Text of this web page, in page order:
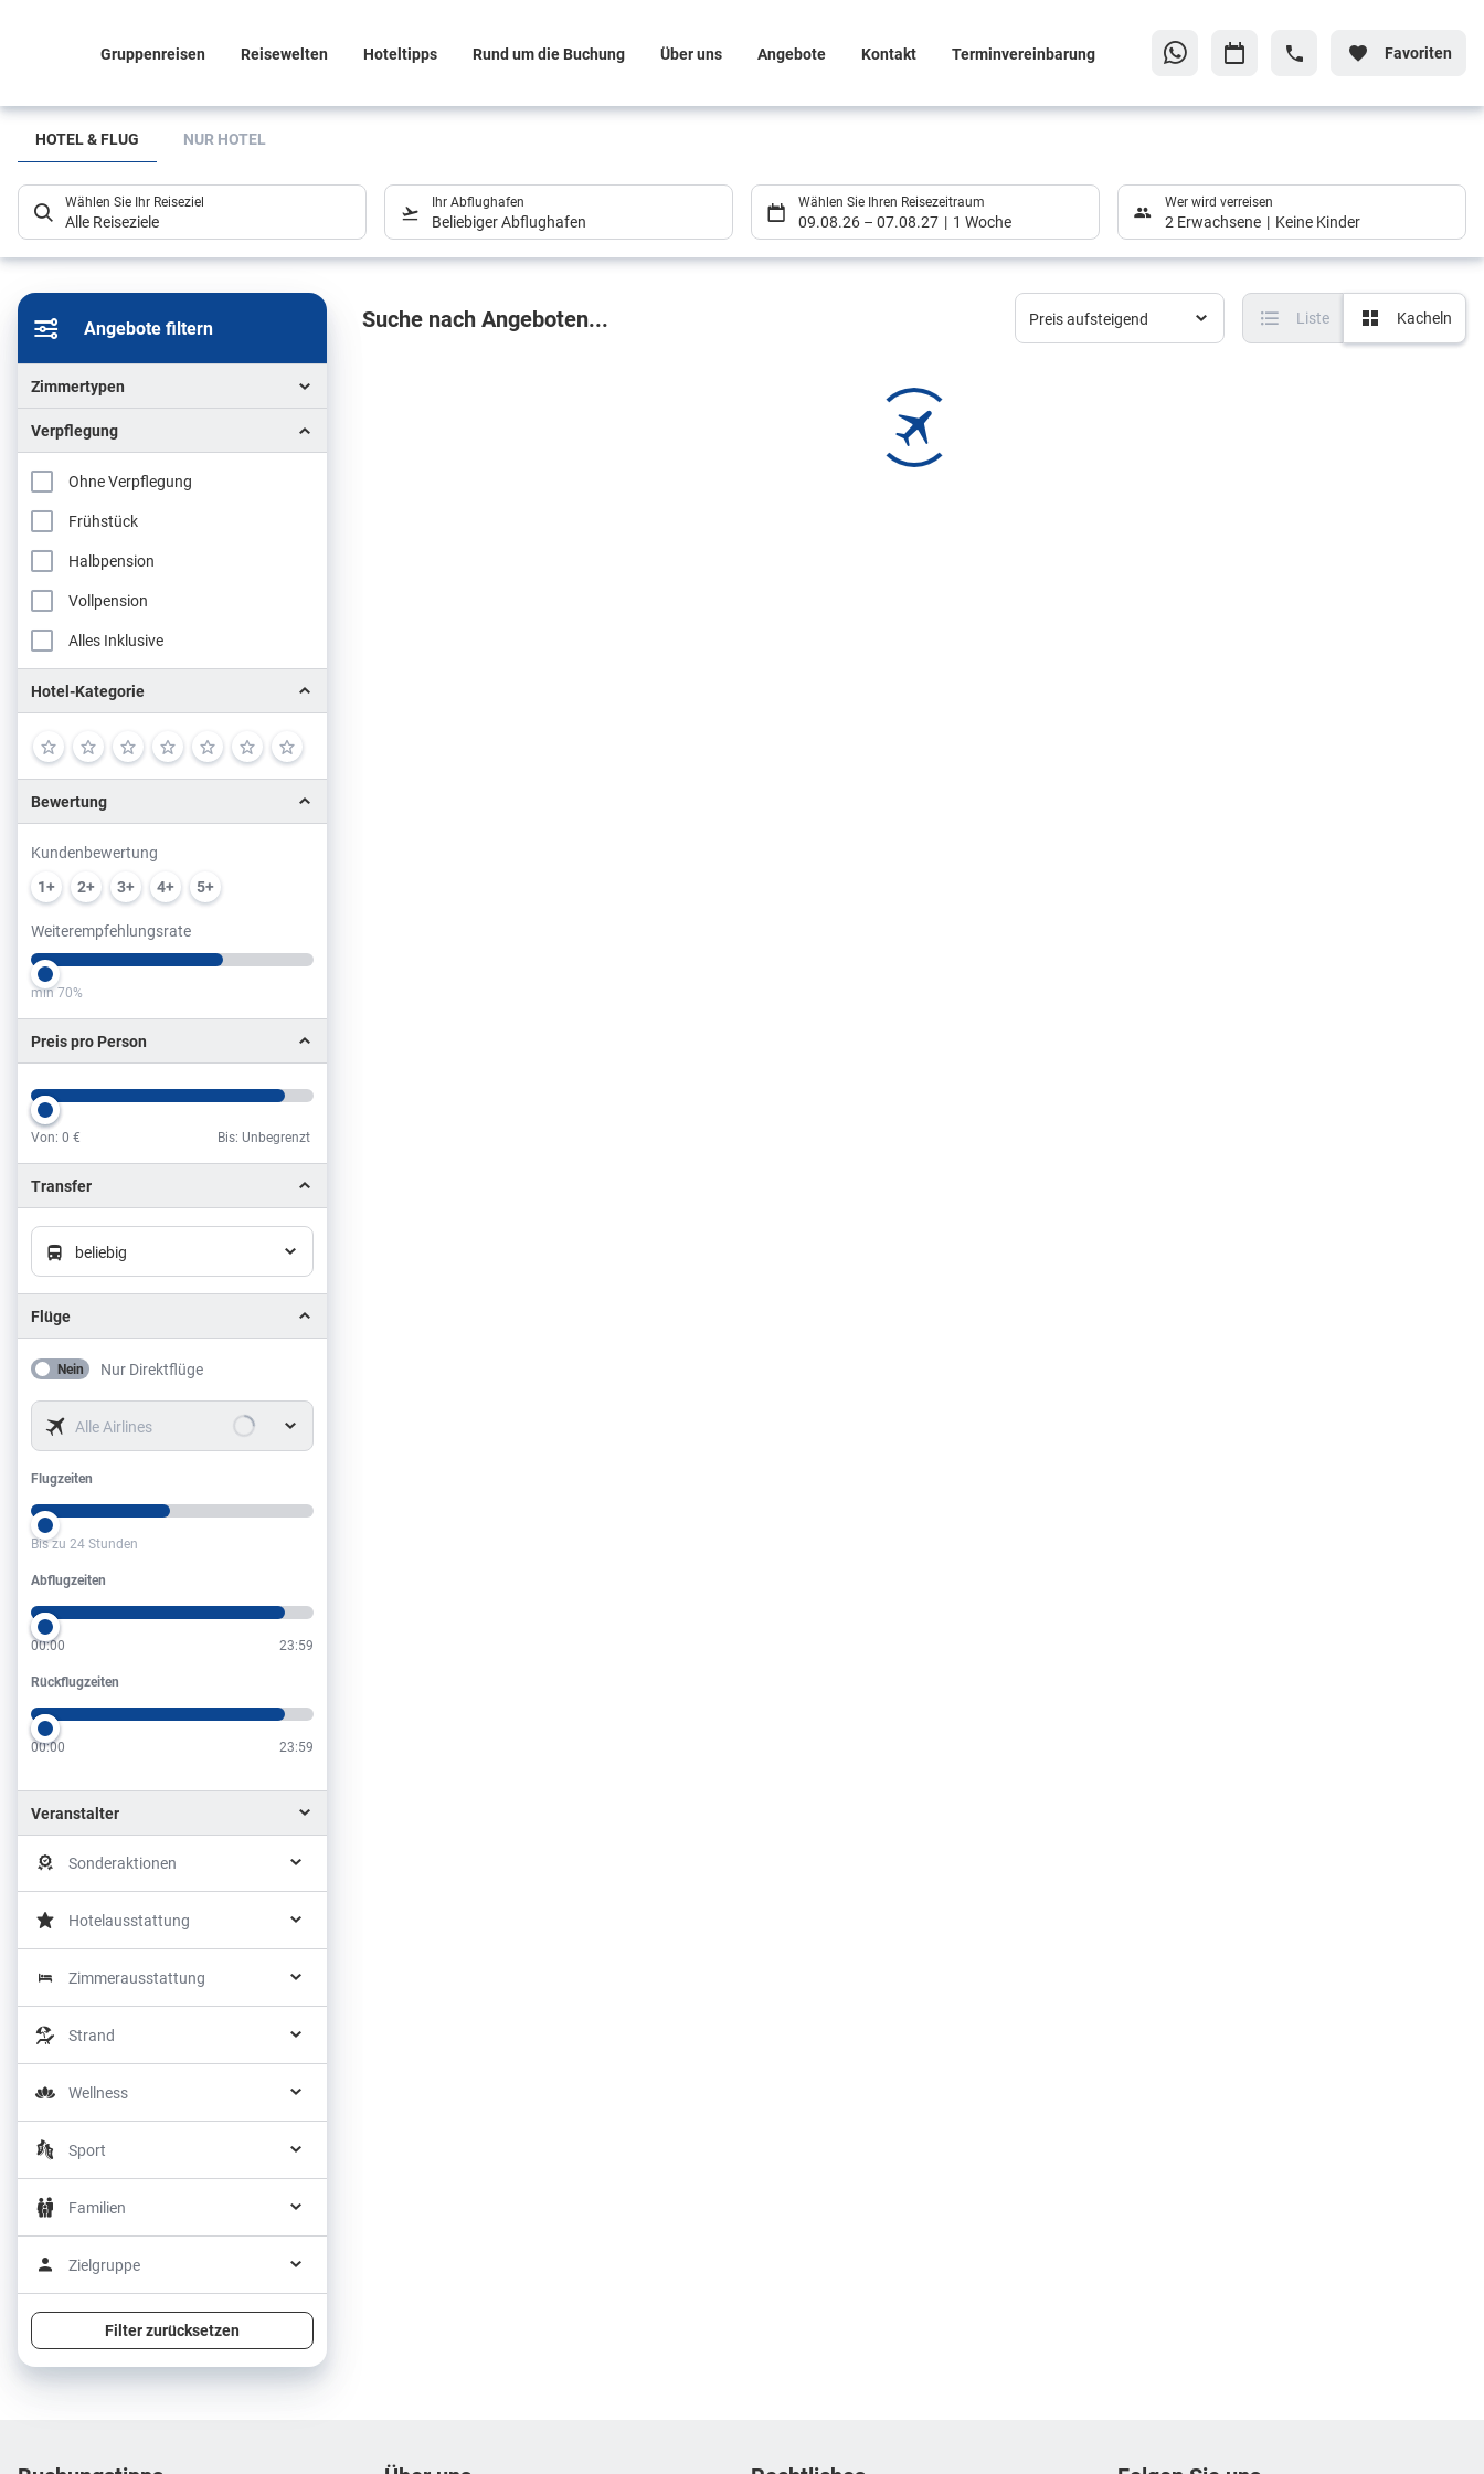
Gruppenreisen Reisewelten Hoteltipps Rund um die Buchung Über uns Angebote Kontakt Terminvereinbarung Favoriten
Suchlistenseite
HOTEL & FLUG NUR HOTEL
Wählen Sie Ihr Reiseziel
Alle Reiseziele
Ihr Abflughafen
Beliebiger Abflughafen
Wählen Sie Ihren Reisezeitraum
09.08.26 – 07.08.27 1 Woche
Wer wird verreisen
2 Erwachsene Keine Kinder
Angebote filtern
Zimmertypen
Verpflegung
Ohne Verpflegung
Frühstück
Halbpension
Vollpension
Alles Inklusive
Hotel-Kategorie
Bewertung
Kundenbewertung
1+
2+ 3+ 4+ 5+
Weiterempfehlungsrate
Slider
min 70%
Preis pro Person
Von: 0 € Bis: Unbegrenzt
Transfer
beliebig
Flüge
Nein Nur Direktflüge
Alle Airlines
Flugzeiten
Flugzeiten
Bis zu 24 Stunden
Abflugzeiten
Abflugzeiten
00:00 23:59
Rückflugzeiten
Rückflugzeiten
00:00 23:59
Veranstalter
Sonderaktionen
Hotelausstattung
Zimmerausstattung
Strand
Wellness
Sport
Familien
Zielgruppe
Filter zurücksetzen
Suchergebnisse
Suche nach Angeboten... Preis aufsteigend Liste Kacheln